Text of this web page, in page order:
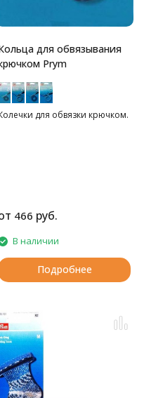
для обвязывания
Prym
для обвязки крючком.
466 руб.
В наличии
Подробнее